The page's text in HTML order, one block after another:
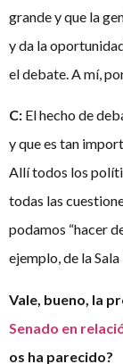
grande y que la
y da la
el debate. A mí,
C: El hecho de
y que es tan
Allí todos los
todas las
podamos “hacer
ejemplo, de la
Vale, bueno, la
Senado en
os ha parecido?